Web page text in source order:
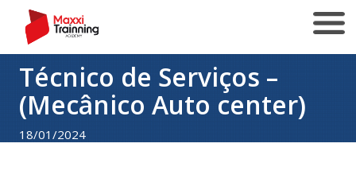
Técnico de Serviços –
(Mecânico Auto center)
18/01/2024